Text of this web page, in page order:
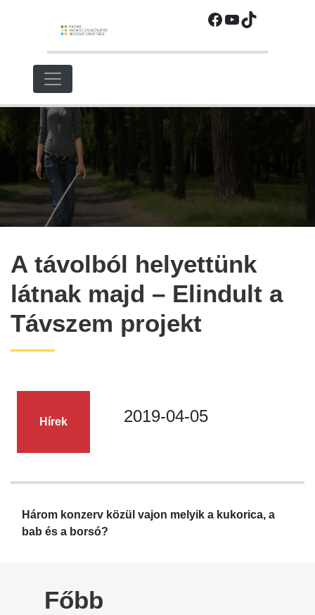
Facebook
YouTube
TikTok
A távolból helyettünk
látnak majd – Elindult a
Távszem projekt
Hírek 2019-04-05
Három konzerv közül vajon melyik a kukorica, a
bab és a borsó?
Főbb